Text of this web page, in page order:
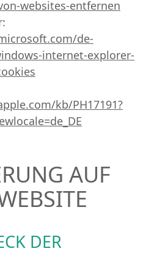
websites-entfernen
de-
internet-explorer-
kb/PH17191?
AUF
DER